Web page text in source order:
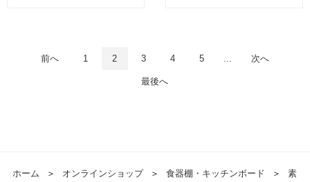
前へ 1 2 3 4 5 次へ
最後へ
ホーム ＞ オンラインショップ ＞ 食器棚・キッチンボード ＞
素